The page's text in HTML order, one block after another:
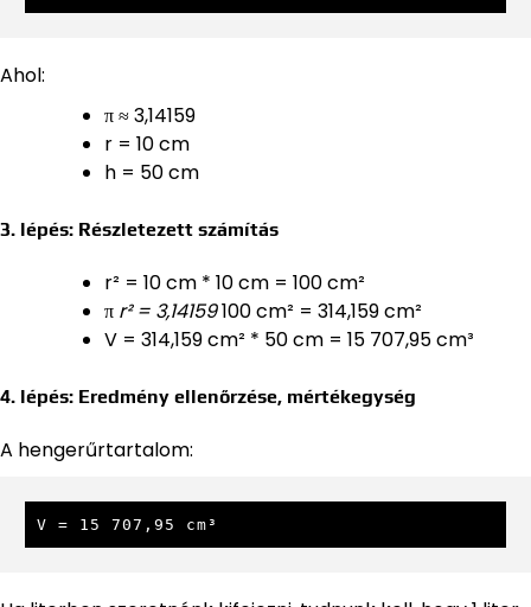
Ahol:
π ≈ 3,14159
r = 10 cm
h = 50 cm
3. lépés: Részletezett számítás
r² = 10 cm * 10 cm = 100 cm²
π r² = 3,14159100 cm² = 314,159 cm²
V = 314,159 cm² * 50 cm = 15 707,95 cm³
4. lépés: Eredmény ellenőrzése, mértékegység
A hengerűrtartalom:
V = 15 707,95 cm³